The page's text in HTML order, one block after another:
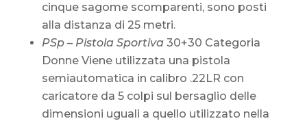
cinque sagome scomparenti, sono posti
alla distanza di 25 metri.
PSp – Pistola Sportiva30+30 Categoria
Donne Viene utilizzata una pistola
semiautomatica in calibro .22LR con
caricatore da 5 colpi sul bersaglio delle
dimensioni uguali a quello utilizzato nella